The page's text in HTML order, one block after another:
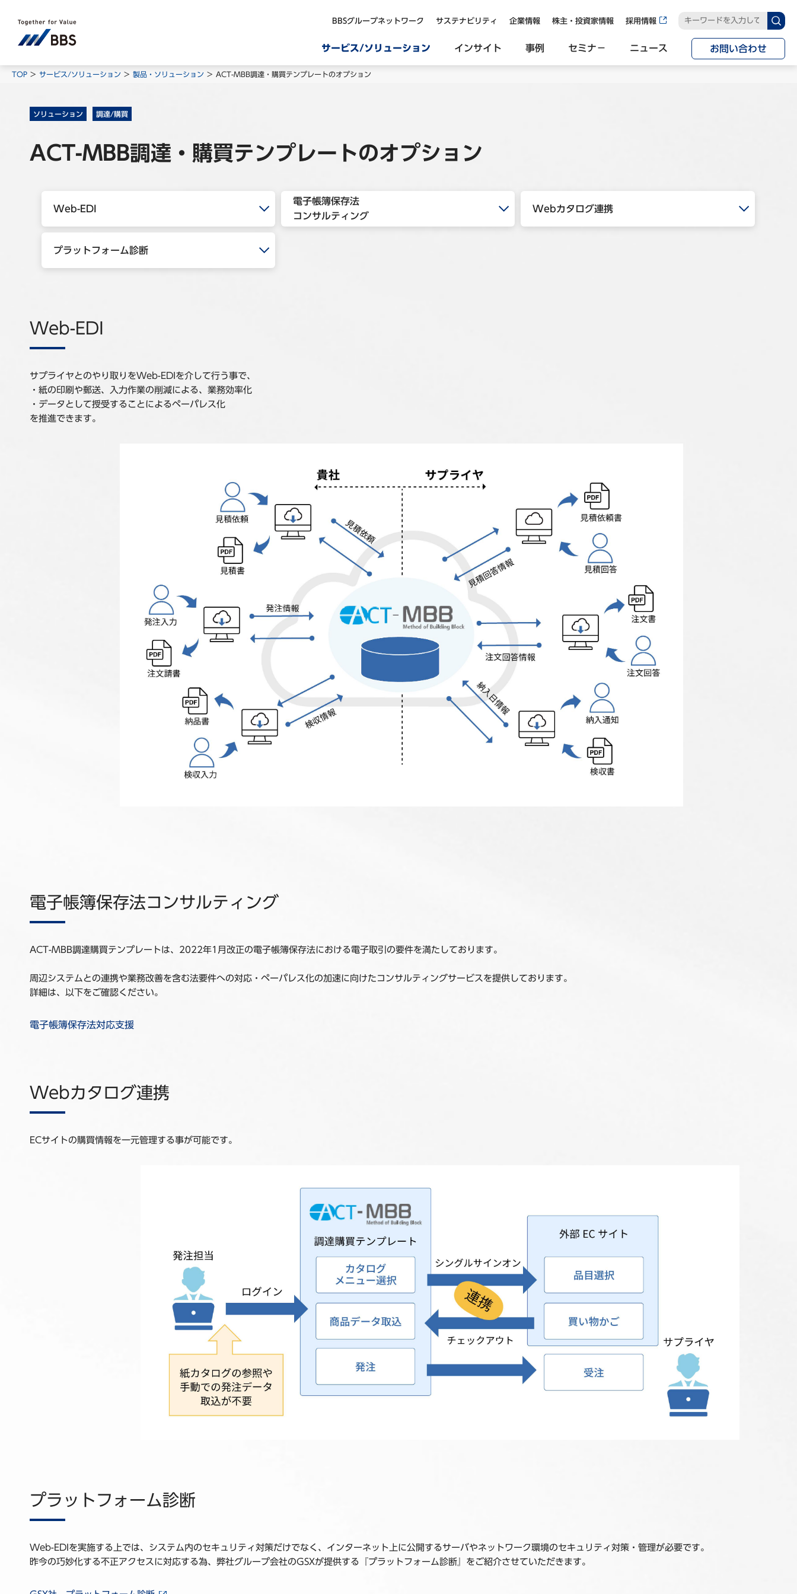
BBSグループネットワーク サステナビリティ 企業情報 株主・投資家情報 採用情報
サービス/ソリューション インサイト 事例 セミナ− ニュース お問い合わせ
TOP サービス/ソリューション 製品・ソリューション ACT-MBB調達・購買テンプレートのオプション
ソリューション 調達/購買
ACT-MBB調達・購買テンプレートのオプション
Web-EDI
電子帳簿保存法
コンサルティング
Webカタログ連携
プラットフォーム診断
Web-EDI
サプライヤとのやり取りをWeb-EDIを介して行う事で、
・紙の印刷や郵送、入力作業の削減による、業務効率化
・データとして授受することによるペーパレス化
を推進できます。
電子帳簿保存法コンサルティング
ACT-MBB調達購買テンプレートは、2022年1月改正の電子帳簿保存法における電子取引の要件を満たしております。
周辺システムとの連携や業務改善を含む法要件への対応・ペーパレス化の加速に向けたコンサルティングサービスを提供しております。
詳細は、以下をご確認ください。
電子帳簿保存法対応支援
Webカタログ連携
ECサイトの購買情報を一元管理する事が可能です。
プラットフォーム診断
Web-EDIを実施する上では、システム内のセキュリティ対策だけでなく、インターネット上に公開するサーバやネットワーク環境のセキュリティ対策・管理が必要です。
昨今の巧妙化する不正アクセスに対応する為、弊社グループ会社のGSXが提供する『プラットフォーム診断』をご紹介させていただきます。